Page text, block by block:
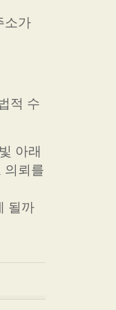
소가
적 수
아래
의뢰를
될까